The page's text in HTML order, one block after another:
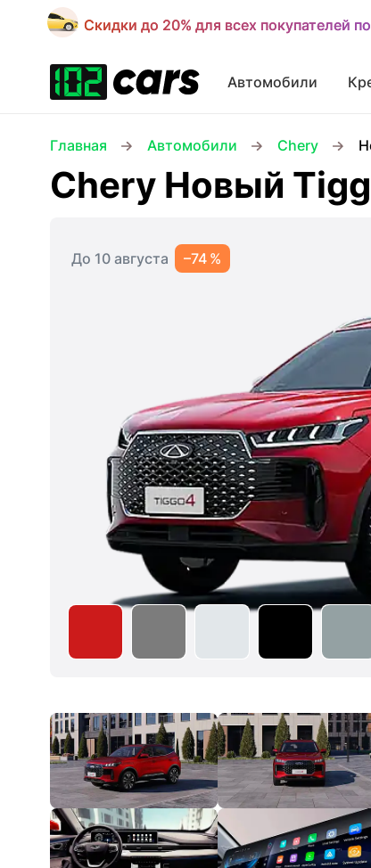
Скидки до 20% для всех покупателей
Скидки до 20% для всех покупателей
Автомобили
Главная Автомобили Chery
Chery Новый
До 10 августа
–74 %